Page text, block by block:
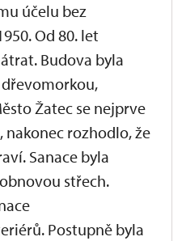
účelu bez
Od 80. let
Budova byla
Žatec se nejprve
rozhodlo, že
Sanace byla
střech.
Postupně byla